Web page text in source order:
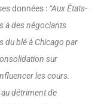
données : “Aux États-
à des négociants
du blé à Chicago par
sur
les cours.
détriment de